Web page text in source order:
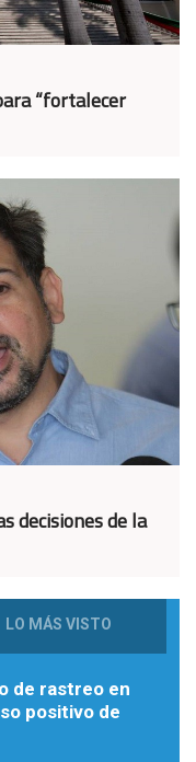
“fortalecer
decisiones de la
LO MÁS VISTO
de rastreo en
positivo de